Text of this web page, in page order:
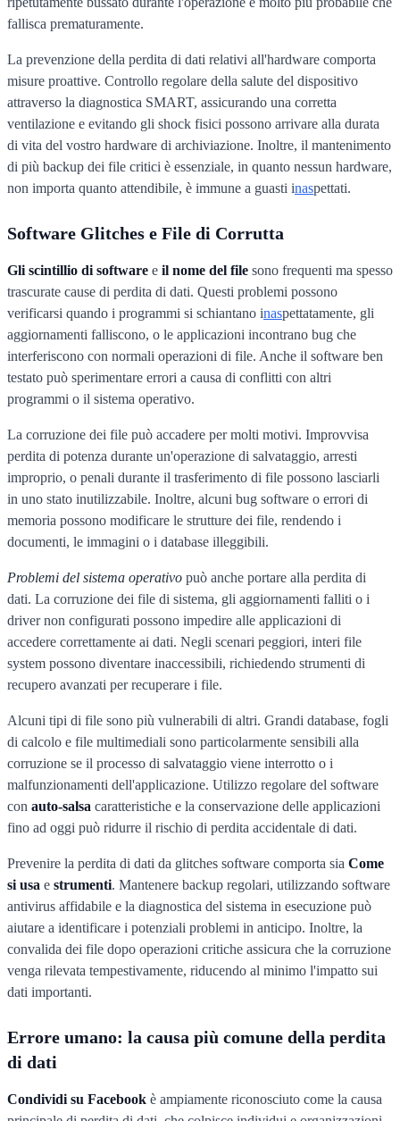
fallisca prematuramente.
La prevenzione della perdita di dati relativi all'hardware comporta
misure proattive. Controllo regolare della salute del dispositivo
attraverso la diagnostica SMART, assicurando una corretta
ventilazione e evitando gli shock fisici possono arrivare alla durata
di vita del vostro hardware di archiviazione. Inoltre, il mantenimento
di più backup dei file critici è essenziale, in quanto nessun hardware,
non importa quanto attendibile, è immune a guasti inaspettati.
Software Glitches e File di Corrutta
Gli scintillio di software e il nome del file sono frequenti ma spesso
trascurate cause di perdita di dati. Questi problemi possono
verificarsi quando i programmi si schiantano inaspettatamente, gli
aggiornamenti falliscono, o le applicazioni incontrano bug che
interferiscono con normali operazioni di file. Anche il software ben
testato può sperimentare errori a causa di conflitti con altri
programmi o il sistema operativo.
La corruzione dei file può accadere per molti motivi. Improvvisa
perdita di potenza durante un'operazione di salvataggio, arresti
improprio, o penali durante il trasferimento di file possono lasciarli
in uno stato inutilizzabile. Inoltre, alcuni bug software o errori di
memoria possono modificare le strutture dei file, rendendo i
documenti, le immagini o i database illeggibili.
Problemi del sistema operativo può anche portare alla perdita di
dati. La corruzione dei file di sistema, gli aggiornamenti falliti o i
driver non configurati possono impedire alle applicazioni di
accedere correttamente ai dati. Negli scenari peggiori, interi file
system possono diventare inaccessibili, richiedendo strumenti di
recupero avanzati per recuperare i file.
Alcuni tipi di file sono più vulnerabili di altri. Grandi database, fogli
di calcolo e file multimediali sono particolarmente sensibili alla
corruzione se il processo di salvataggio viene interrotto o i
malfunzionamenti dell'applicazione. Utilizzo regolare del software
con auto-salsa caratteristiche e la conservazione delle applicazioni
fino ad oggi può ridurre il rischio di perdita accidentale di dati.
Prevenire la perdita di dati da glitches software comporta sia Come
si usa e strumenti. Mantenere backup regolari, utilizzando software
antivirus affidabile e la diagnostica del sistema in esecuzione può
aiutare a identificare i potenziali problemi in anticipo. Inoltre, la
convalida dei file dopo operazioni critiche assicura che la corruzione
venga rilevata tempestivamente, riducendo al minimo l'impatto sui
dati importanti.
Errore umano: la causa più comune della perdita
di dati
Condividi su Facebook è ampiamente riconosciuto come la causa